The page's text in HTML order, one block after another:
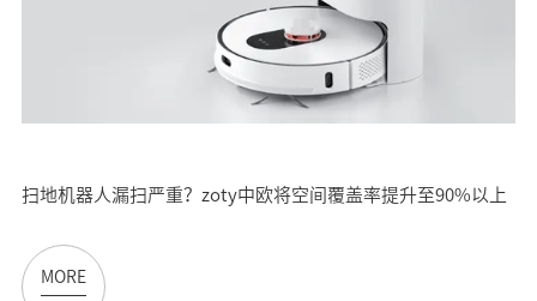
扫地机器人漏扫严重？zoty中欧将空间覆盖率提升至90%以上
MORE